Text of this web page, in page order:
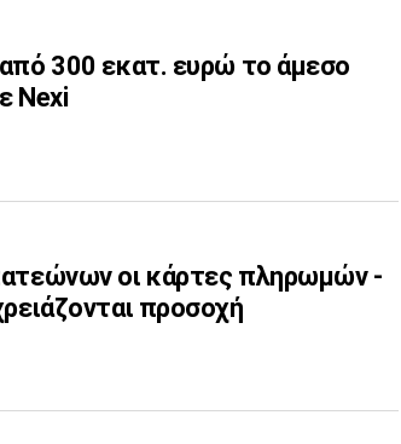
300 εκατ. ευρώ το άμεσο
Nexi
οι κάρτες πληρωμών -
προσοχή